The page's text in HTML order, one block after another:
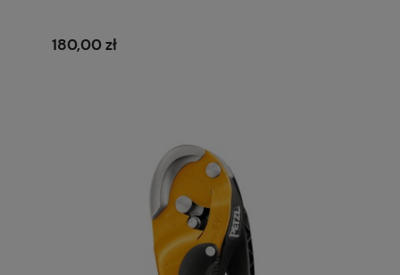
180,00 zł